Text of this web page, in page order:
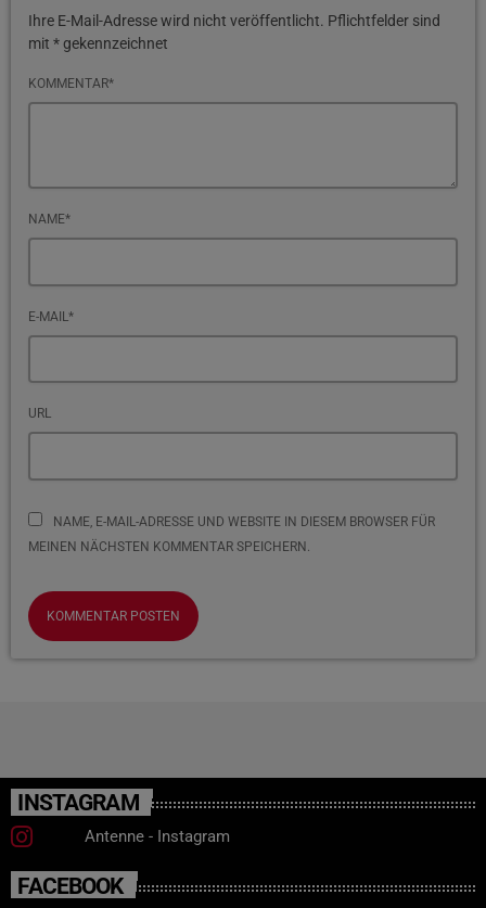
Ihre E-Mail-Adresse wird nicht veröffentlicht. Pflichtfelder sind
mit * gekennzeichnet
KOMMENTAR*
NAME*
E-MAIL*
URL
NAME, E-MAIL-ADRESSE UND WEBSITE IN DIESEM BROWSER FÜR
MEINEN NÄCHSTEN KOMMENTAR SPEICHERN.
INSTAGRAM
Antenne - Instagram
FACEBOOK